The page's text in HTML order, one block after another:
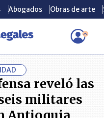
Abogados Obras de arte
de Defensa reveló las
Abogados Obras de arte
reveló las
militares